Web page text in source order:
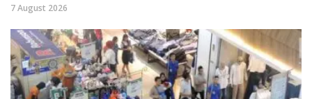
7 August 2026